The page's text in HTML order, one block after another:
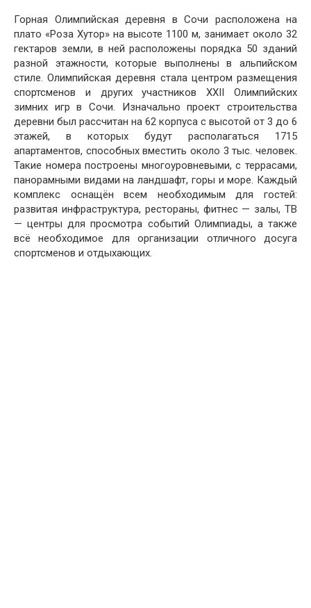
Горная Олимпийская деревня в Сочи расположена на
плато «Роза Хутор» на высоте 1100 м, занимает около 32
гектаров земли, в ней расположены порядка 50 зданий
разной этажности, которые выполнены в альпийском
стиле. Олимпийская деревня стала центром размещения
спортсменов и других участников XXII Олимпийских
зимних игр в Сочи. Изначально проект строительства
деревни был рассчитан на 62 корпуса с высотой от 3 до 6
этажей, в которых будут располагаться 1715
апартаментов, способных вместить около 3 тыс. человек.
Такие номера построены многоуровневыми, с террасами,
панорамными видами на ландшафт, горы и море. Каждый
комплекс оснащён всем необходимым для гостей:
развитая инфраструктура, рестораны, фитнес — залы, ТВ
— центры для просмотра событий Олимпиады, а также
всё необходимое для организации отличного досуга
спортсменов и отдыхающих.